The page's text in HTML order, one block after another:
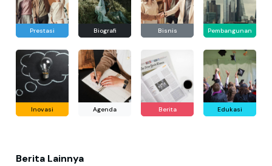
Prestasi Biografi Bisnis Pembangunan
Inovasi Agenda Berita Edukasi
Berita Lainnya